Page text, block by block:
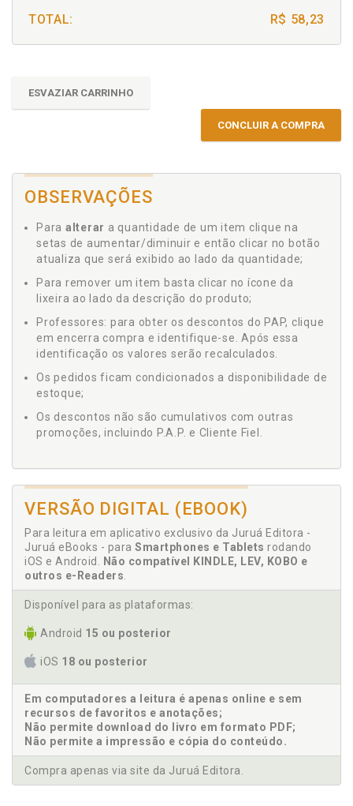
TOTAL: R$ 58,23
ESVAZIAR CARRINHO
CONCLUIR A COMPRA
OBSERVAÇÕES
Para alterar a quantidade de um item clique na
setas de aumentar/diminuir e então clicar no botão
atualiza que será exibido ao lado da quantidade;
Para remover um item basta clicar no ícone da
lixeira ao lado da descrição do produto;
Professores: para obter os descontos do PAP, clique
em encerra compra e identifique-se. Após essa
identificação os valores serão recalculados.
Os pedidos ficam condicionados a disponibilidade de
estoque;
Os descontos não são cumulativos com outras
promoções, incluindo P.A.P. e Cliente Fiel.
VERSÃO DIGITAL (EBOOK)
Para leitura em aplicativo exclusivo da Juruá Editora -
Juruá eBooks - para Smartphones e Tablets rodando
iOS e Android.
Não compatível KINDLE, LEV, KOBO e
outros e-Readers
Disponível para as plataformas:
Android 15 ou posterior
iOS 18 ou posterior
Em computadores a leitura é apenas online e sem
recursos de favoritos e anotações;
Não permite download do livro em formato PDF;
Não permite a impressão e cópia do conteúdo.
Compra apenas via site da Juruá Editora.